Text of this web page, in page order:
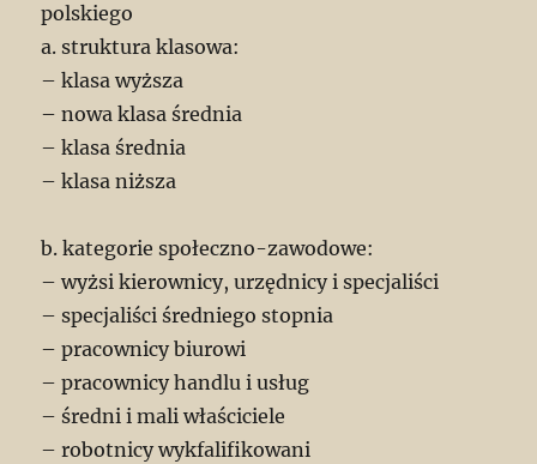
polskiego
a. struktura klasowa:
– klasa wyższa
– nowa klasa średnia
– klasa średnia
– klasa niższa
b. kategorie społeczno-zawodowe:
– wyżsi kierownicy, urzędnicy i specjaliści
– specjaliści średniego stopnia
– pracownicy biurowi
– pracownicy handlu i usług
– średni i mali właściciele
– robotnicy wykfalifikowani